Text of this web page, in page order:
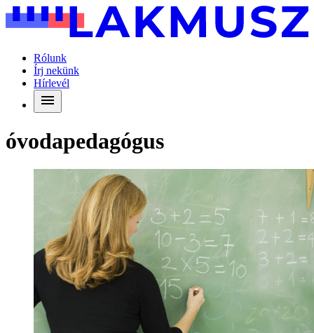
Rólunk
Írj nekünk
Hírlevél
óvodapedagógus